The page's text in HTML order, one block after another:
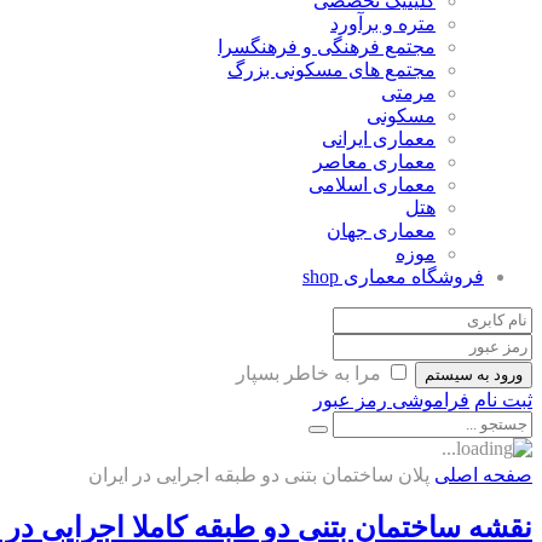
متره و برآورد
مجتمع فرهنگی و فرهنگسرا
مجتمع های مسکونی بزرگ
مرمتی
مسکونی
معماری ایرانی
معماری معاصر
معماری اسلامی
هتل
معماری جهان
موزه
فروشگاه معماری shop
ورود به سیستم
مرا به خاطر بسپار
ثبت نام فراموشی رمز عبور
صفحه اصلی پلان ساختمان بتنی دو طبقه اجرایی در ایران
نقشه ساختمان بتنی دو طبقه کاملا اجرایی در